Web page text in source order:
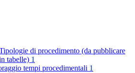
di procedimento (da pubblicare
tabelle) 1
tempi procedimentali 1